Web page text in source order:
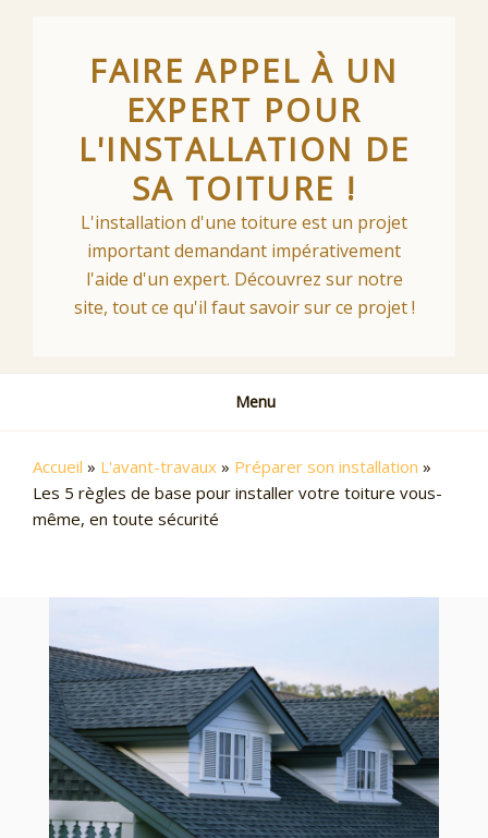
FAIRE APPEL À UN
EXPERT POUR
L'INSTALLATION DE
SA TOITURE !
L'installation d'une toiture est un projet
important demandant impérativement
l'aide d'un expert. Découvrez sur notre
site, tout ce qu'il faut savoir sur ce projet !
Menu
Accueil » L'avant-travaux » Préparer son installation »
Les 5 règles de base pour installer votre toiture vous-
même, en toute sécurité